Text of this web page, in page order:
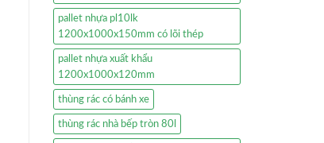
pallet nhựa pl10lk
1200x1000x150mm có lõi thép
pallet nhựa xuất khẩu
1200x1000x120mm
thùng rác có bánh xe
thùng rác nhà bếp tròn 80l